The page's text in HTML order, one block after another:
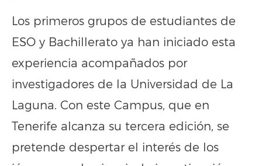
Los primeros grupos de estudiantes de
ESO y Bachillerato ya han iniciado esta
experiencia acompañados por
investigadores de la Universidad de La
Laguna. Con este Campus, que en
Tenerife alcanza su tercera edición, se
pretende despertar el interés de los